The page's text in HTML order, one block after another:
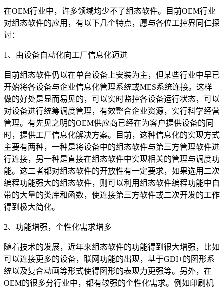
在OEM行业中，许多领域均少不了组态软件。目前OEM行业
对组态软件的应用，有以下几个特点，愿与各位工控界同仁探
讨：
1、由设备自动化向工厂信息化迈进
目前组态软件仍以在单台设备上安装为主，但某些行业中早已
开始将各设备与企业信息化管理系统或MES系统连接。这样
做的好处是显而易见的，可以实时监控各设备运行状态，可以
对设备进行统筹调度管理，有效整合企业资源，实行科学经营
管理。有先见之明的OEM供应商已经在为客户提供设备的同
时，提供工厂信息化解决方案。目前，这种信息化的实现方式
主要有两种，一种是将设备中的组态软件与第三方管理软件进
行连接，另一种是直接在组态软件中实现相关的管理与调度功
能。这二者都对组态软件的开放性有一定要求，如果选用二次
编程功能强大的组态软件，则可以利用组态软件编程功能中自
带的大量的类库和函数，使连接第三方软件或二次开发的工作
得到极大简化。
2、功能增强，个性化需求增多
随着技术的发展，近年来组态软件的功能得到很大增强，比如
可以连接更多的设备，联网功能的出现，基于GDI+的图形系
统以及复合动画等形式使得图形的表现力更强等。另外，在
OEM的很多分行业中，都有较强的个性化需求。例如印刷机